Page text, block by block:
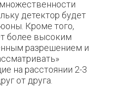
детектор будет
Кроме того,
более высоким
разрешением и
на расстоянии 2-3
от друга.